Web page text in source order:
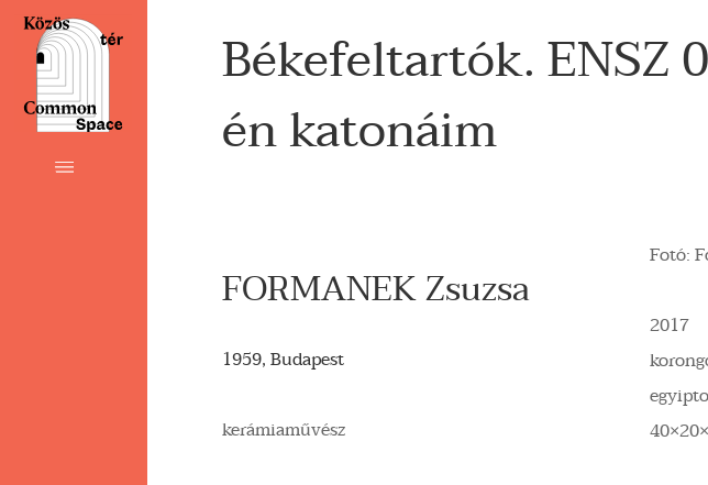
Békefeltartók. ENSZ
én katonáim
FORMANEK Zsuzsa
1959, Budapest
kerámiaművész
Fotó:
2017